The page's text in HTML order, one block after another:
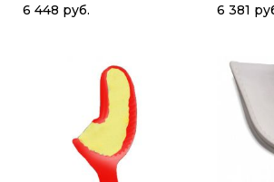
6 448 руб.
6 381